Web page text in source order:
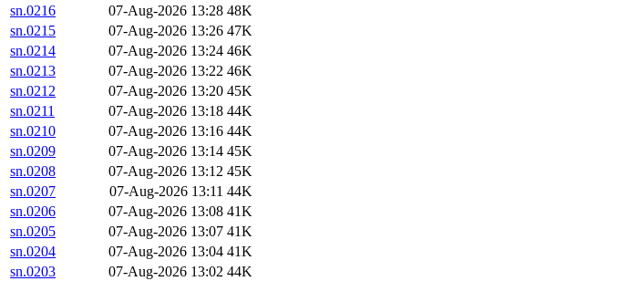
sn.0216
07-Aug-2026 13:28 48K
sn.0215
07-Aug-2026 13:26 47K
sn.0214
07-Aug-2026 13:24 46K
sn.0213
07-Aug-2026 13:22 46K
sn.0212
07-Aug-2026 13:20 45K
sn.0211
07-Aug-2026 13:18 44K
sn.0210
07-Aug-2026 13:16 44K
sn.0209
07-Aug-2026 13:14 45K
sn.0208
07-Aug-2026 13:12 45K
sn.0207
07-Aug-2026 13:11 44K
sn.0206
07-Aug-2026 13:08 41K
sn.0205
07-Aug-2026 13:07 41K
sn.0204
07-Aug-2026 13:04 41K
sn.0203
07-Aug-2026 13:02 44K